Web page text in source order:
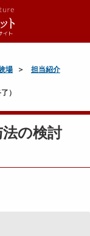
場
担当紹介
）
の検討